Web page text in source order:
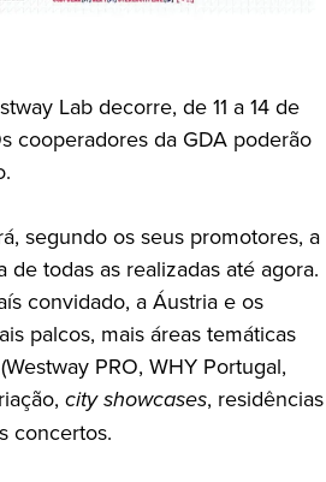
Lab decorre, de 11 a 14 de
cooperadores da GDA poderão
segundo os seus promotores, a
de todas as realizadas até agora.
convidado, a Áustria e os
palcos, mais áreas temáticas
PRO, WHY Portugal,
city showcases, residências
concertos.